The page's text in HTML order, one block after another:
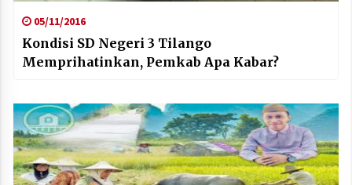
05/11/2016
Kondisi SD Negeri 3 Tilango
Memprihatinkan, Pemkab Apa Kabar?